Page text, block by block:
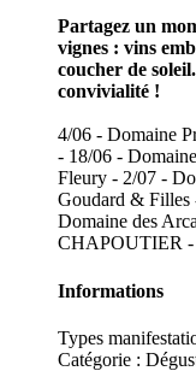
Partagez un
vignes : vins
coucher de
convivialité !
4/06 - Domaine
- 18/06 -
Fleury - 2/07 -
Goudard & Filles
Domaine des
CHAPOUTIER -
Informations
Types
Catégorie :